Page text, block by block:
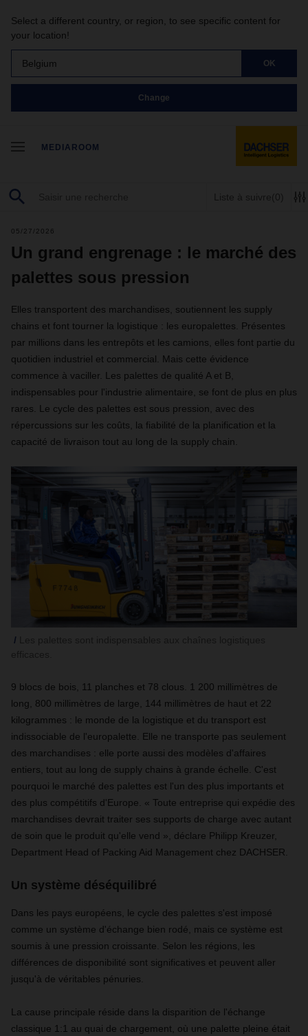
Select a different country, or region, to see specific content for
your location!
Belgium OK
Change
MEDIAROOM
Liste à suivre(0)
05/27/2026
Un grand engrenage : le marché des
palettes sous pression
Elles transportent des marchandises, soutiennent les supply
chains et font tourner la logistique : les europalettes. Présentes
par millions dans les entrepôts et les camions, elles font partie du
quotidien industriel et commercial. Mais cette évidence
commence à vaciller. Les palettes de qualité A et B,
indispensables pour l'industrie alimentaire, se font de plus en plus
rares. Le cycle des palettes est sous pression, avec des
répercussions sur les coûts, la fiabilité de la planification et la
capacité de livraison tout au long de la supply chain.
9 blocs de bois, 11 planches et 78 clous. 1 200 millimètres de
long, 800 millimètres de large, 144 millimètres de haut et 22
kilogrammes : le monde de la logistique et du transport est
indissociable de l'europalette. Elle ne transporte pas seulement
des marchandises : elle porte aussi des modèles d'affaires
entiers, tout au long de supply chains à grande échelle. C'est
pourquoi le marché des palettes est l'un des plus importants et
des plus compétitifs d'Europe. « Toute entreprise qui expédie des
marchandises devrait traiter ses supports de charge avec autant
de soin que le produit qu'elle vend », déclare Philipp Kreuzer,
Department Head of Packing Aid Management chez DACHSER.
Un système déséquilibré
Dans les pays européens, le cycle des palettes s'est imposé
comme un système d'échange bien rodé, mais ce système est
soumis à une pression croissante. Selon les régions, les
différences de disponibilité sont significatives et peuvent aller
jusqu'à de véritables pénuries.
La cause principale réside dans la disparition de l'échange
classique 1:1 au quai de chargement, où une palette pleine était